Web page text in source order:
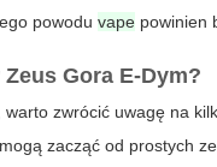
powoduvape powinien
Gora E-Dym?
warto zwrócić uwagę na
zacząć od prostych